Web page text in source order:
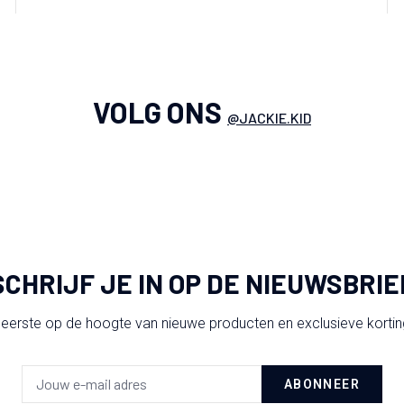
VOLG ONS @JACKIE.KID
JE IN OP DE
op de hoogte van nieuwe producten en exclusieve
ABONNEER